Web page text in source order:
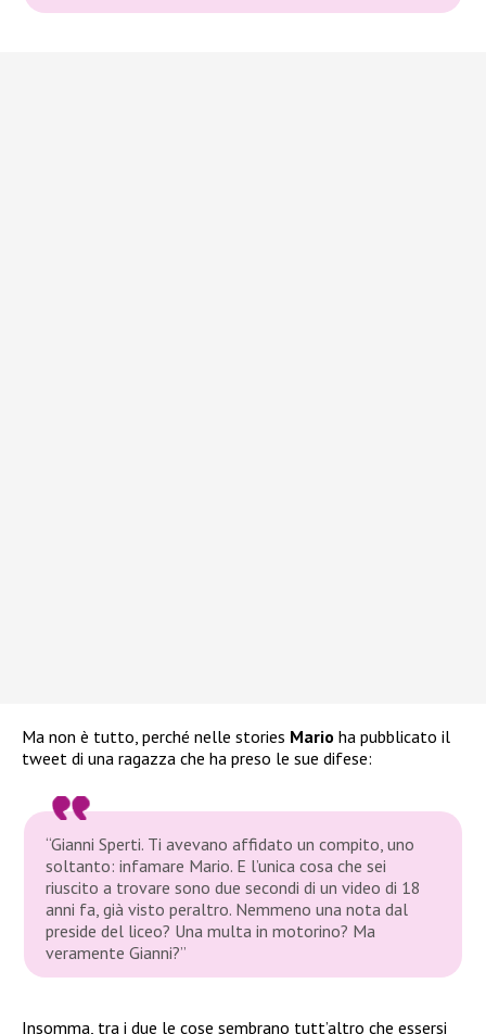
Ma non è tutto, perché nelle stories Mario ha pubblicato il
tweet di una ragazza che ha preso le sue difese:
“Gianni Sperti. Ti avevano affidato un compito, uno
soltanto: infamare Mario. E l’unica cosa che sei
riuscito a trovare sono due secondi di un video di 18
anni fa, già visto peraltro. Nemmeno una nota dal
preside del liceo? Una multa in motorino? Ma
veramente Gianni?”
Insomma, tra i due le cose sembrano tutt’altro che essersi